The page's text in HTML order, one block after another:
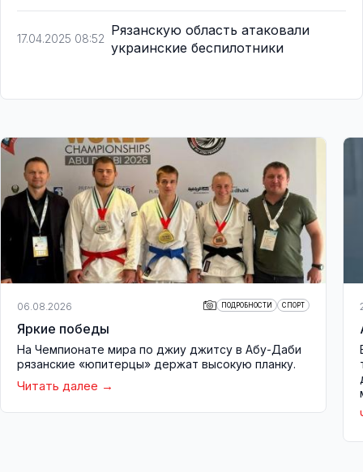
17.04.2025 08:52
Рязанскую область атаковали
украинские беспилотники
06.08.2026 ПОДРОБНОСТИ СПОРТ
Яркие победы
На Чемпионате мира по джиу джитсу в Абу-Даби
рязанские «юпитерцы» держат высокую планку.
Читать далее